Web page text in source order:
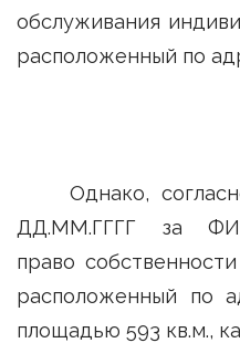
обслуживания
расположенный по
Однако,
ДД.ММ.ГГГГ за
право
расположенный по
площадью 593 кв.м.,